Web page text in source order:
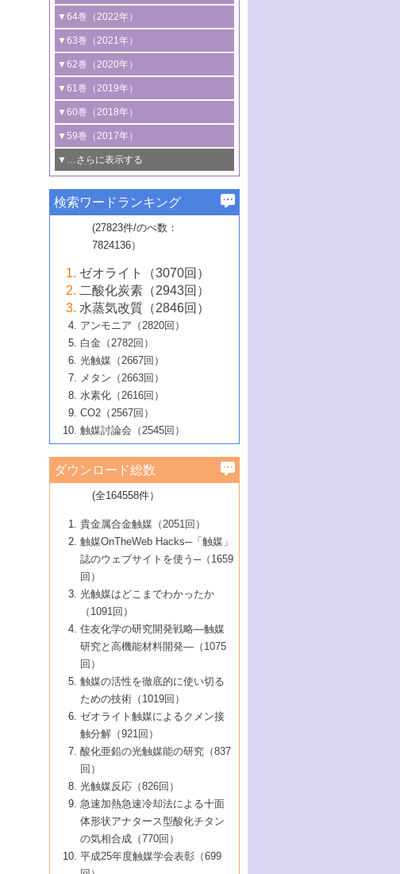
3号 有機分子変換やCO 資源化のための
光触媒に関する最近の研究
B号 第137回触媒討論会（2026年）
2号 水素製造のための水分解技術に関す
る最近の研究
3号 オレフィン系樹脂の精密合成に関す
る最新技術
4号 アルコール類の効率的変換を実現す
る非貴金属触媒の研究動向
5号 ゼオライトの合成と応用における研
究動向
6号 ヘテロ接合界面
B号 第135回触媒討論会（2025年）
2号 規制反応場を活用した固体触媒研究
の新展開
3号 未踏分子変換を目指した酸化触媒プ
ロセスの最前線
4号 シンクロトロン放射光および中性子
線を利用した触媒解析技術の最先端
5号 単原子触媒
6号 参照触媒委員会からのお知らせ
B号 第133回触媒討論会（2023年）
1号 炭素が関わる触媒機能
2号 プラスチックケミカルリサイクルの
ための触媒技術
3号 非酸化物系金属化合物を基盤とした
触媒材料の開発
4号 格子酸素・格子酸素欠陥を利用した
触媒反応
5号 生体触媒によるエネルギー変換反応
6号 窒素とリンの循環のための触媒・機
能性材料
▼64巻（2022年）
1号 合成ガス製造とCOを用いるケミカル
ズ合成の最新動向
2号 化学品合成のための合金触媒開発
3号 CO の排出削減および有効活用のた
めの触媒技術
4号 若手による情報発信企画～とびたて
若き触媒の研究者たち～（1）
若き触媒の研究者たち～（2）
6号 石油のノーブル・ユースを志向した
触媒技術
大学：オンライン・対面開催）
▼63巻（2021年）
1号 金触媒の新展開
2号 ペロブスカイト
3号 特殊反応場を利用した触媒的分子変
換反応
4号 多孔質材料を用いた触媒の新展開
5号 情報学的手法を用いた触媒開発
6号 カーボンニュートラルに向けた電解
技術
B号 第127回触媒討論会（2021年・オン
ライン開催(Zoom)のみ）
▼62巻（2020年）
1号 触媒設計を拓く欠陥構造のキャラク
タリゼーション
2号 機能化学品製造に資するクリーンな
触媒的酸化反応
3号 水処理のための触媒化学
4号 光触媒を用いた水分解の最新の研究
動向
5号 次世代の触媒プロセスを支えるマイ
6号 メタン転換技術の最新動向
B号 第125回触媒討論会（2020年・工学
院大学）
▼61巻（2019年）
1号 物質移動制御に着目した触媒プロセ
ス開発
2号 CO2 フリー水素サプライチェーンに
関わる触媒開発動向
3号 精密高分子合成に関する最近の研究
動向
4号 バイオマス化成品製造のための触媒
5号 固体触媒による含窒素有機化合物変
換の最前線
6号 貴金属使用量低減に向けた自動車排
ガス浄化触媒の開発
B号 第123回触媒討論会（2019年・大阪
▼60巻（2018年）
1号 固体酸触媒の最新の研究動向
2号 二酸化炭素からの有用化学品合成
3号 ナノ粒子・クラスター触媒の最前線
4号 60周年記念企画
5号 進化するゼオライト合成技術
6号 非貴金属系触媒における電気化学的
B号 第121回触媒討論会（2018年・東京
大学）
▼59巻（2017年）
1号 いたるところに，触媒
最先端技術
3号 無機分離膜材料の開発と触媒反応プ
ロセスへの適用
5号 水素のふるまいを解き明かす最先端
研究
6号 低級アルカンの有効利用のための触
媒技術
B号 第119回触媒討論会（2017年・首都
大学東京）
▼…さらに表示する
1号 ユニークな構造の高分子を生み出す触
2号 リグニンからの化成品製造に向けた触
媒技術
3号 触媒研究の最先端～とびたて若き研究
者たち～（1）
4号 触媒研究の最先端～とびたて若き研究
者たち～（2）
5号 触媒研究の最先端～とびたて若き研究
者たち～（3）
6号 イオニクス材料と燃料電池・電解合成
の最新の研究動向
B号 第117回触媒討論会（2016年・大阪府
立大学）
▼57巻（2015年）
1号 水素キャリアにかかわる触媒技術の新
2号 石油精製用触媒の最近の進展
3号 固体酸化物形燃料電池（SOFC）におけ
るアノード触媒上での燃料直接改質技術
4号 コアシェル構造の制御による触媒機能
5号 工業触媒およびその周辺技術の最近の
進歩
6号 ナノシート
B号 第115回触媒討論会（2015年・成蹊大
▼56巻（2014年）
2号 光触媒反応機構に関する最新の研究動
向
開発動向
4号 人工光合成に向けた近年のアプローチ
5号 未利用熱エネルギーの有効活用に貢献
する触媒技術
6号 ポリオキソメタレート
B号 第113回触媒討論会（2014年・ロワジ
ールホテル豊橋）
1号 高耐久性燃料電池システム用触媒にお
ける新展開
2号 リビングラジカル重合の最近の動向
3号 天然ガスの化学工業的展開に関する触
媒技術
4号 貴金属触媒の精密構造制御とその活用
5号 バイオマス化成品製造のための固体触
6号 ナノ空間─吸着状態解析から新機能開拓
B号 第111回触媒討論会（2013年・関西大
▼54巻（2012年）
1号 規則性多孔体の利用技術における最近
の進歩
2号 第109回触媒討論会
3号 貴金属低減技術の最新動向
4号 貴金属代替技術の最新動向
5号 光触媒による物質変換反応の新展開
6号 グラフェン
7号 水素を利用する化成品合成の新潮流
▼53巻（2011年）
1号 金属学から見る合金触媒の新展開
2号 第107回触媒討論会
3号 触媒のその場観察法の進歩（１）
4号 触媒のその場観察法の進歩（２）
5号 不活性結合の触媒的活性化による有機
合成
6号 新しい固体酸触媒技術
7号 ゼオライト合成における最近の進歩
▼52巻（2010年）
1号 触媒の劣化対策と長寿命触媒開発
2号 第105回触媒討論会
3号 ナノ構造が拓く新機能
4号 活性サイトおよびその環境の精密な設
計による触媒の高機能化
5号 触媒を有効に使うための技術
7号 有機分子触媒による精密有機合成
8号 高機能化ポリオレフィンに向けた重合
触媒の最近の進展
1号 炭素材料－熱い注目を集める材料－
2号 第103回触媒討論会
3号 環境浄化用光触媒の現状と課題
4号 水素社会の実現に向けた水素製造・貯
蔵技術の進歩
5号 CO2が関わる触媒・材料
7号 持続可能社会実現のための触媒および
触媒関連技術
▼50巻（2008年）
1号 触媒化学と学会のこの10年，半世紀，
そして未来
2号 第101回触媒討論会
4号 錯体を利用したユニークな表面構造の
構築と機能
5号 若手会員による触媒研究の未来展望1：
企業編
6号 第102回触媒討論会
7号 触媒・化学反応における計算化学の進
8号 若手研究者による触媒研究の未来展望
2：大学・研究所編
▼49巻（2007年）
1号 含フッ素化合物の合成と触媒
2号 第99回触媒討論会
3号 実用的ファインケミカル合成プロセス
を実現する触媒
5号 こんな物質，あんな物質―新たな触媒
の可能性―
7号 『結晶の化学』を活かした触媒研究
8号 イオン液体の応用
▼48巻（2006年）
1号 固体酸触媒の最近の進歩
2号 第97回触媒討論会
3号 リビング重合触媒の最近の展開
5号 水素製造・貯蔵のための触媒技術の新
しい展開
6号 第98回触媒討論会
7号 基礎化学品製造の触媒技術
8号 多機能型リアクター
1号 最近の触媒担体とその効果
2号 第95回触媒討論会
4号 水分解用光触媒材料
5号 時間分解分光の進歩と応用
6号 第96回触媒討論会
8号 超臨界流体を用いた化学プロセスの新
▼46巻（2004年）
1号 部分酸化反応触媒の最前線
2号 第93回触媒討論会
3号 特殊エネルギー場の触媒反応
4号 生体内における金属の触媒作用
5号 ファインケミカルズの展開に寄与する
6号 第94回触媒討論会
7号 サブナノレベルでみた新しい表面現象
8号 オレフィン重合触媒の新たな展
▼45巻（2003年）
1号 なぜこの触媒が良いのか？
2号 第91回触媒討論会
3号 最近の自動車排ガス処理技術
4号 触媒研究の現状と将来─第90回触媒討論
5号 基礎化学品製造の触媒技術
6号 第92回触媒討論会
7号 基礎化学品製造の触媒技術
8号 資源の循環と触媒技術
▼44巻（2002年）
1号 高次制御された触媒の化学
2号 第89回触媒討論会
3号 触媒を利用した電気化学の新展開
4号 ナノ材料の調製と機能化
5号 こんな触媒が欲しい
6号 第90回触媒討論会
7号 触媒研究と学術雑誌/情報
8号 若い世代からみた触媒化学の現状と未
▼43巻（2001年）
1号 グリーンケミストリーと触媒
2号 第87回触媒討論会特集号
3号 生体触媒とバイオプロセス
4号 水素製造・利用の触媒化学
5号 触媒研究における新しい切り口：コン
ビナトリアルケミストリー
6号 第88回触媒討論会特集号
7号 企業における触媒研究のブレークスル
8号 この材料を触媒として使ってみません
▼42巻（2000年）
1号 触媒反応工学の明日を拓く
2号 第85回触媒討論会
3号 反応ダイナミクス
5号 触媒のおもしろさをどのように伝える
6号 第86回触媒討論会
7号 水素化精製触媒の新しい展開
8号 新しい反応性と機能性を目指した金属
クラスタ-化学
▼41巻（1999年）
1号 孔、穴、あな?-特異な空間とその利用-
2号 第83回触媒討論会
3号 均一系触媒反応最前線
4号 実用炭素材料の新展開
5号 研究の方法論を考える
7号 機能性金属材料と触媒
8号 触媒研究へのNMRの応用と展望
▼40巻（1998年）
進展と21世紀への提言/創立40周年記念・触
媒学会この10年の歩みとこれから/創立40周
2号 第81回触媒討論会
3号 計算機触媒化学へのさそい
4号 触媒劣化の制御と予測
5号 最新の実用プロセスと触媒
6号 第82回触媒討論会
7号 ナノ構造体の化学
8号 あの反応は今
1号 均一系と不均一系触媒反応-その特徴と
接点
2号 第79回触媒討論会
3号 最新NO除去触媒の実用化研究
4号 新しい反応場を目指した触媒調製
5号 反応・分離技術の新しい展開
6号 第80回触媒討論会
8号 AFMでみる世界
▼38巻（1996年）
1号 触媒の構造と触媒作用/C1化学を中心と
する21世紀への触媒
3号 オリンピックメダル:金・銀・銅はどん
な触媒作用を示すか
4号 触媒作用における機能の複合化
5号 未来を拓け！若手研究者
6号 第78回触媒討論会
7号 ダイナミックな領域への触媒研究の展
開/C1化学を中心とする21世紀への触媒
▼37巻（1995年）
1号 ファインケミカルズと固体触媒
2号 第75回触媒討論会
3号 希土類を利用した触媒
4号 触媒とリサイクル
5号 エネルギー変換触媒
6号 第76回触媒討論会
7号 表面吸着相の新しい展開
8号 マイクロポーラス・クリスタル触媒の
▼36巻（1994年）
1号 電気化学と触媒
2号 第73回触媒討論会
3号 C4化学の展開
4号 《通常号》
5号 《通常号》
6号 第74回触媒討論会
▼35巻（1993年）
1号 工業触媒開発マニュアル―探索から工
業化まで
2号 第71回触媒討論会
3号 研究開発のうらおもて―着想と展開
4号 触媒劣化と寿命の予測
5号 環境に優しい触媒
▼34巻（1992年）
1号 インパクトを与えたこの研究
2号 第69回触媒討論会
3号 ケミカルズ合成触媒―新しい展開と応
▼33巻（1991年）
1号 触媒プロセス開発マニュアル―探索か
ら工業化まで，知っておきたいこと PartII
2号 第67回触媒討論会
▼32巻（1990年）
1号 21世紀に向けて触媒研究の飛躍をめざ
す―触媒化学の裾野を広げよう
2号 第65回触媒討論会
▼31巻（1989年）
1号 情報科学と反応設計・材料設計
▼30巻（1988年）
検索ワードランキング
(27823件/のべ数：
7824136）
ゼオライト（3070回）
二酸化炭素（2943回）
水蒸気改質（2846回）
アンモニア（2820回）
白金（2782回）
光触媒（2667回）
メタン（2663回）
水素化（2616回）
CO2（2567回）
触媒討論会（2545回）
ダウンロード総数
(全164558件）
貴金属合金触媒（2051回）
触媒OnTheWeb Hacks─「触媒」
誌のウェブサイトを使う─（1659
回）
光触媒はどこまでわかったか
（1091回）
住友化学の研究開発戦略―触媒
研究と高機能材料開発―（1075
回）
触媒の活性を徹底的に使い切る
ための技術（1019回）
ゼオライト触媒によるクメン接
触分解（921回）
酸化亜鉛の光触媒能の研究（837
回）
光触媒反応（826回）
急速加熱急速冷却法による十面
体形状アナタース型酸化チタン
の気相合成（770回）
平成25年度触媒学会表彰（699